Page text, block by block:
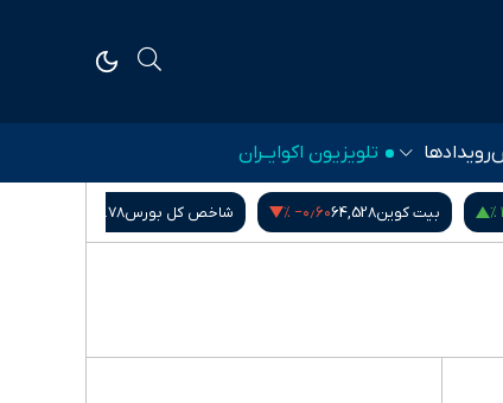
رویدادها تلویزیون اکوایــران
بیت کوین64,528‎−۰٫۶۰ % شاخص کل بورس5,407,901.78